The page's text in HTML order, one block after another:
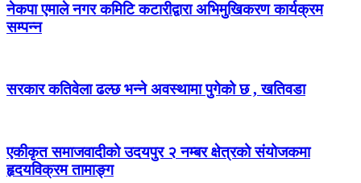
नेकपा एमाले नगर कमिटि कटारीद्वारा अभिमुखिकरण कार्यक्रम
सम्पन्न
सरकार कतिवेला ढल्छ भन्ने अवस्थामा पुगेको छ , खतिवडा
एकीकृत समाजवादीको उदयपुर २ नम्बर क्षेत्रको संयोजकमा
हृदयविक्रम तामाङ्ग